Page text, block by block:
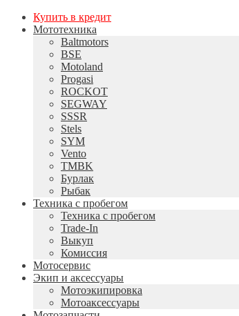
Купить в кредит
Мототехника
Baltmotors
BSE
Motoland
Progasi
ROCKOT
SEGWAY
SSSR
Stels
SYM
Vento
TMBK
Бурлак
Рыбак
Техника с пробегом
Техника с пробегом
Trade-In
Выкуп
Комиссия
Мотосервис
Экип и аксессуары
Мотоэкипировка
Мотоаксессуары